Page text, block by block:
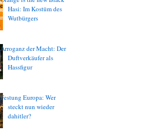
Hasi: Im Kostüm des
Wutbürgers
Arroganz der Macht: Der
Duftverkäufer als
Hassfigur
Festung Europa: Wer
steckt nun wieder
dahitler?